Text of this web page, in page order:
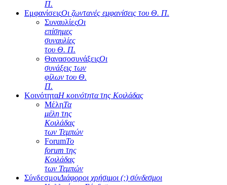
Π.
ΕμφανίσειςΟι ζωντανές εμφανίσεις του Θ. Π.
ΣυναυλίεςΟι
επίσημες
συναυλίες
του Θ. Π.
ΘανασοσυνάξειςΟι
συνάξεις των
φίλων του Θ.
Π.
ΚοινότηταΗ κοινότητα της Κοιλάδας
ΜέληΤα
μέλη της
Κοιλάδας
των Τεμπών
ForumΤο
forum της
Κοιλάδας
των Τεμπών
ΣύνδεσμοιΔιάφοροι χρήσιμοι (;) σύνδεσμοι